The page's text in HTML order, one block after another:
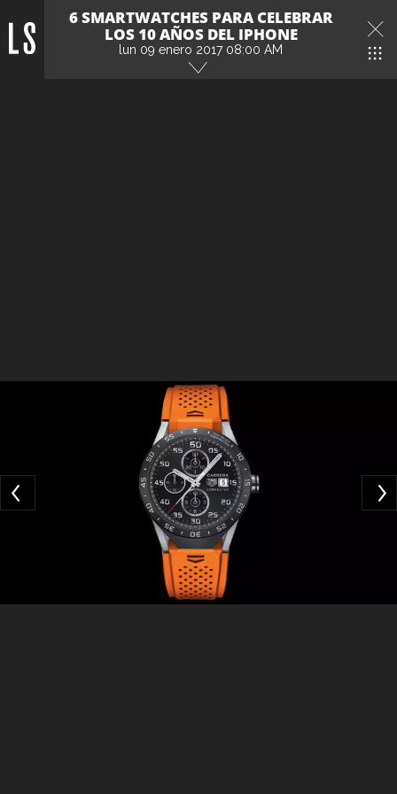
6 SMARTWATCHES PARA CELEBRAR
LOS 10 AÑOS DEL IPHONE
lun 09 enero 2017 08:00 AM